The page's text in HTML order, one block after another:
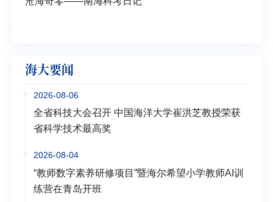
海大要闻
2026-08-06
全省科技大会召开 中国海洋大学崔洪芝教授荣获
省科学技术最高奖
2026-08-04
“教师数字素养研修项目”暨海尔希望小学教师AI训
练营在青岛开班